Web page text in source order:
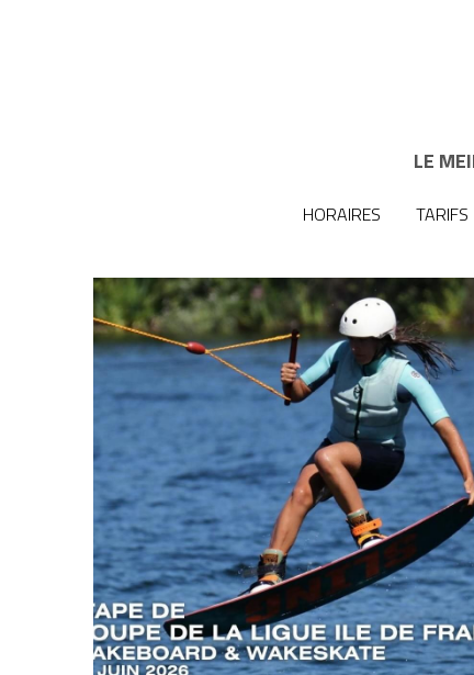
LE
HORAIRES TARIFS
LE
HORAIRES TARIFS